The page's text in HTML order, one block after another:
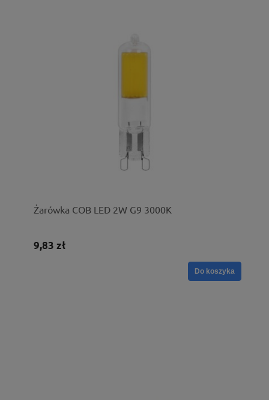
Żarówka COB LED 2W G9 3000K
9,83 zł
Do koszyka